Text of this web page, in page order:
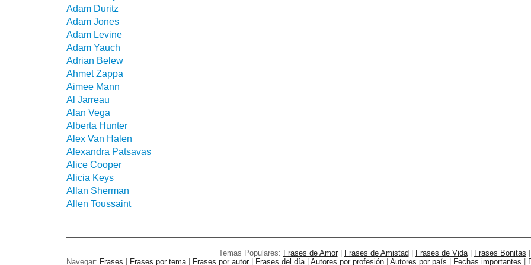
Adam Duritz
Adam Jones
Adam Levine
Adam Yauch
Adrian Belew
Ahmet Zappa
Aimee Mann
Al Jarreau
Alan Vega
Alberta Hunter
Alex Van Halen
Alexandra Patsavas
Alice Cooper
Alicia Keys
Allan Sherman
Allen Toussaint
Temas Populares: Frases de Amor| Frases de Amistad Frases de Vida| Frases Bonitas
Navegar: Frases Frases por tema| Frases por autor Frases del día| Autores por profesión Autores por país Fechas importantes